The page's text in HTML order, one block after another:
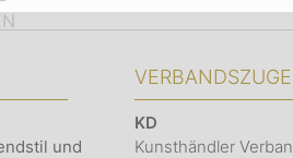
und
KD
Kunsthändler